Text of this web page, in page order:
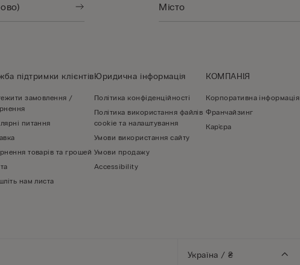
підтримки клієнтів
замовлення /
питання
товарів та грошей
нам листа
Юридична інформація
Політика конфіденційності
Політика використання файлів
cookie та налаштування
Умови використання сайту
Умови продажу
Accessibility
КОМПАНІЯ
Корпоративна інформація
Франчайзинг
Кар'єра
Україна / ₴